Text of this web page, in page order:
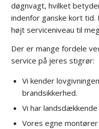
døgnvagt, hvilket
indenfor ganske kort
højt serviceniveau til
Der er mange fordele
service på jeres stigrør:
Vi kender
brandsikkerhed.
Vi har
Vores egne